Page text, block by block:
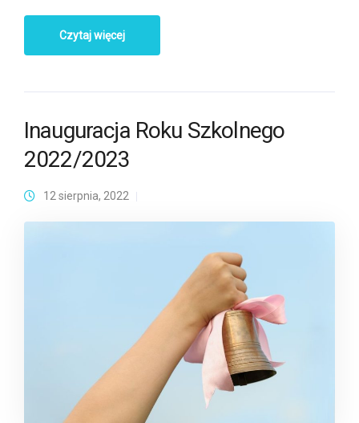
Czytaj więcej
Inauguracja Roku Szkolnego
2022/2023
12 sierpnia, 2022